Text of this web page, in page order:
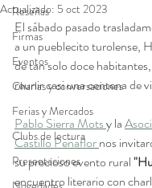
Reseñas
Firmas
Eventos
Charlas y conversaciones
Ferias y Mercados
Clubs de lectura
Presentaciones
Actualizado: 5 oct 2023
El sábado pasado
a un pueblecito turolense,
de tan solo doce
reunir casi una centena de
Pablo Sierra Mots y la
Castillo Peñaflor nos
su precioso evento rural
encuentro literario con